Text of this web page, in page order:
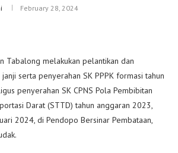
February 28, 2024
Tabalong melakukan pelantikan dan
serta penyerahan SK PPPK formasi tahun
penyerahan SK CPNS Pola Pembibitan
Darat (STTD) tahun anggaran 2023,
2024, di Pendopo Bersinar Pembataan,